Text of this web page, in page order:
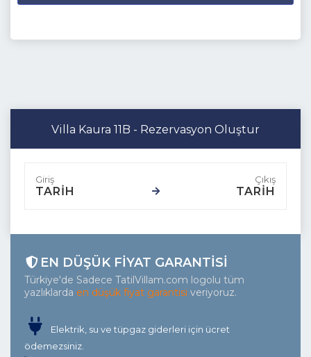
Villa Kaura 11B - Rezervasyon Oluştur
TARİH TARİH
EN DÜŞÜK FIYAT GARANTISI
Türkiye'de Sadece TatilVillam.com logolu tüm
yazlıklarda en düşük fiyat garantisi veriyoruz.
Elektrik, su ve tüpgaz giderleri için ücret
ödemezsiniz.